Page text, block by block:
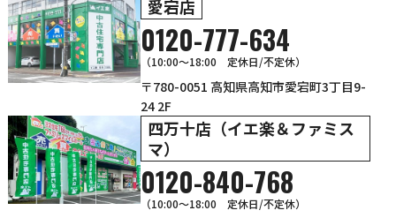
愛宕店
0120-777-634
（10:00～18:00 定休日/不定休）
〒780-0051 高知県高知市愛宕町3丁目9-
24 2F
四万十店（イエ楽＆ファミス
マ）
0120-840-768
（10:00〜18:00 定休日/不定休）